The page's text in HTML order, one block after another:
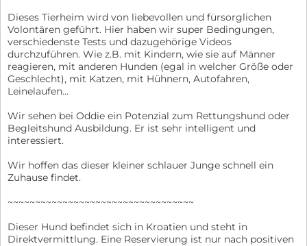
Dieses Tierheim wird von liebevollen und fürsorglichen
Volontären geführt. Hier haben wir super Bedingungen,
verschiedenste Tests und dazugehörige Videos
durchzuführen. Wie z.B. mit Kindern, wie sie auf Männer
reagieren, mit anderen Hunden (egal in welcher Größe oder
Geschlecht), mit Katzen, mit Hühnern, Autofahren,
Leinelaufen…
Wir sehen bei Oddie ein Potenzial zum Rettungshund oder
Begleitshund Ausbildung. Er ist sehr intelligent und
interessiert.
Wir hoffen das dieser kleiner schlauer Junge schnell ein
Zuhause findet.
~~~~~~~~~~~~~~~~~~~~~~~~~~~~~~~~~~
Dieser Hund befindet sich in Kroatien und steht in
Direktvermittlung. Eine Reservierung ist nur nach positiven